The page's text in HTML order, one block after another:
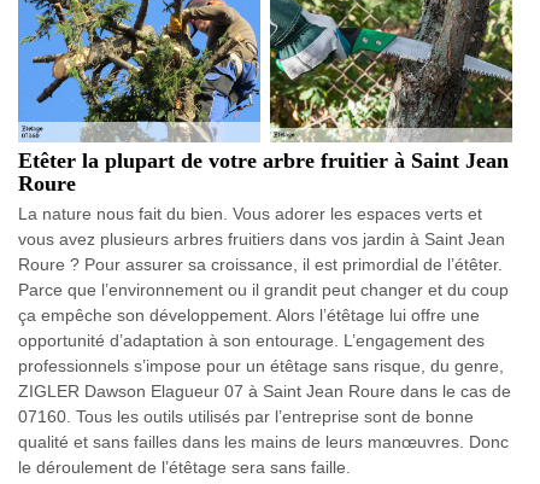
Etêter la plupart de votre arbre fruitier à Saint Jean
Roure
La nature nous fait du bien. Vous adorer les espaces verts et
vous avez plusieurs arbres fruitiers dans vos jardin à Saint Jean
Roure ? Pour assurer sa croissance, il est primordial de l’étêter.
Parce que l’environnement ou il grandit peut changer et du coup
ça empêche son développement. Alors l’étêtage lui offre une
opportunité d’adaptation à son entourage. L’engagement des
professionnels s’impose pour un étêtage sans risque, du genre,
ZIGLER Dawson Elagueur 07 à Saint Jean Roure dans le cas de
07160. Tous les outils utilisés par l’entreprise sont de bonne
qualité et sans failles dans les mains de leurs manœuvres. Donc
le déroulement de l’étêtage sera sans faille.